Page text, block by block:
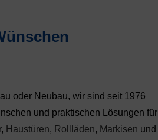
oder Neubau, wir sind seit 1976
und praktischen Lösungen für
, Haustüren, Rollläden, Markisen und